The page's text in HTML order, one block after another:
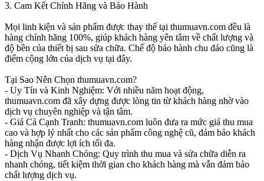
3. Cam Kết Chính Hãng và Bảo Hành
Mọi linh kiện và sản phẩm được thay thế tại thumuavn.com đều là
hàng chính hãng 100%, giúp khách hàng yên tâm về chất lượng và
độ bền của thiết bị sau sửa chữa. Chế độ bảo hành chu đáo cũng là
điểm cộng lớn của dịch vụ tại đây.
Tại Sao Nên Chọn thumuavn.com?
- Uy Tín và Kinh Nghiệm: Với nhiều năm hoạt động,
thumuavn.com đã xây dựng được lòng tin từ khách hàng nhờ vào
dịch vụ chuyên nghiệp và tận tâm.
- Giá Cả Cạnh Tranh: thumuavn.com luôn đưa ra mức giá thu mua
cao và hợp lý nhất cho các sản phẩm công nghệ cũ, đảm bảo khách
hàng nhận được lợi ích tối đa.
- Dịch Vụ Nhanh Chóng: Quy trình thu mua và sửa chữa diễn ra
nhanh chóng, tiết kiệm thời gian cho khách hàng mà vẫn đảm bảo
chất lượng dịch vụ.